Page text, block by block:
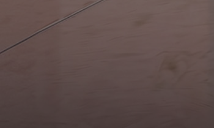
Disponible prochainement